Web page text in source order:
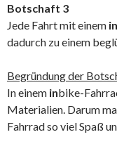
Botschaft 3
Jede Fahrt mit einem in
dadurch zu einem
Begründung der
In einem inbike-
Materialien. Darum
Fahrrad so viel Spaß